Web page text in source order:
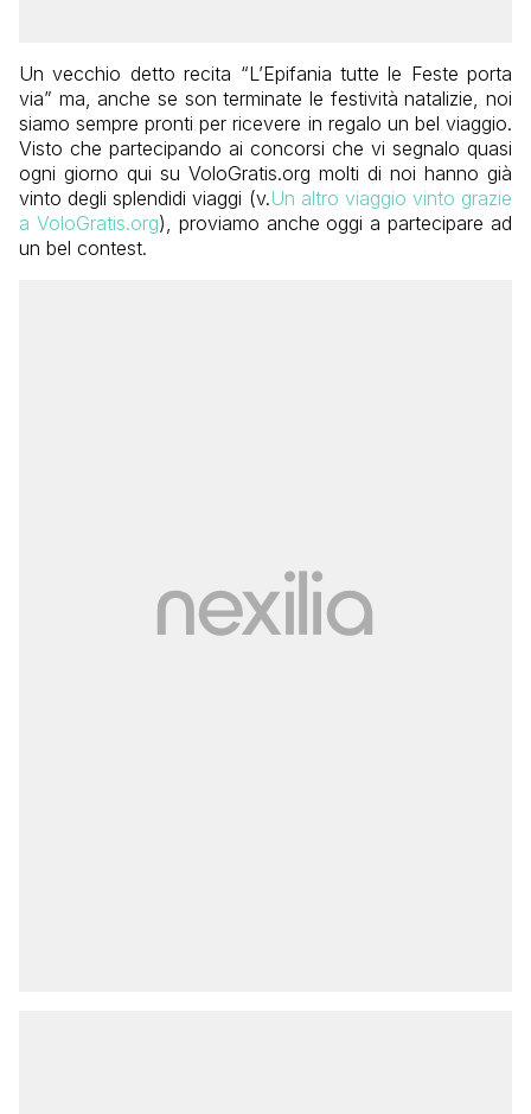
Un vecchio detto recita “L’Epifania tutte le Feste porta
via” ma, anche se son terminate le festività natalizie, noi
siamo sempre pronti per ricevere in regalo un bel viaggio.
Visto che partecipando ai concorsi che vi segnalo quasi
ogni giorno qui su VoloGratis.org molti di noi hanno già
vinto degli splendidi viaggi (v.Un altro viaggio vinto grazie
a VoloGratis.org), proviamo anche oggi a partecipare ad
un bel contest.